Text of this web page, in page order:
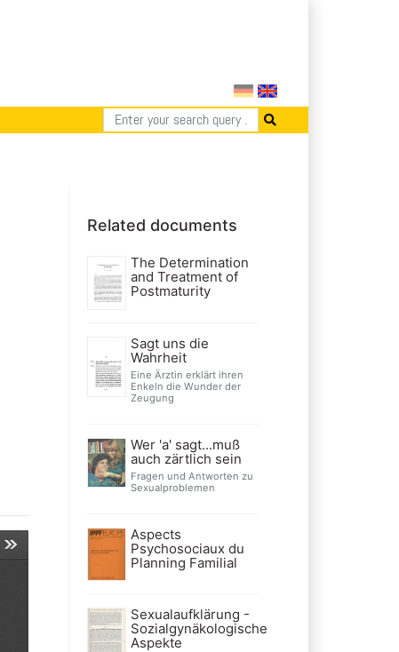
Related documents
The Determination
and Treatment of
Postmaturity
Sagt uns die
Wahrheit
Eine Ärztin erklärt ihren
Enkeln die Wunder der
Zeugung
Wer 'a' sagt...muß
auch zärtlich sein
Fragen und Antworten zu
Sexualproblemen
Aspects
Psychosociaux du
Planning Familial
Sexualaufklärung -
Sozialgynäkologische
Aspekte